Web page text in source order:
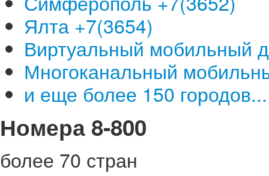
Ялта +7(3654)
Виртуальный мобильный
Многоканальный
и еще более 150 городов...
Номера 8-800
более 70 стран